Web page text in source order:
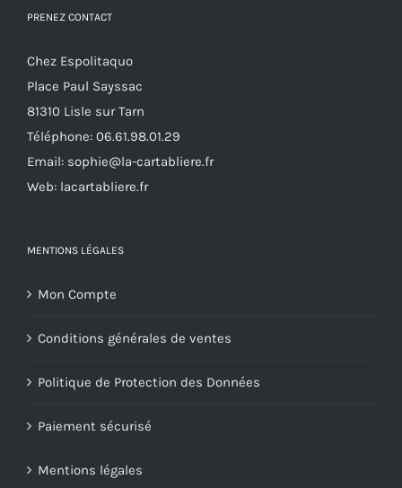
PRENEZ CONTACT
Chez Espolitaquo
Place Paul Sayssac
81310 Lisle sur Tarn
Téléphone: 06.61.98.01.29
Email: sophie@la-cartabliere.fr
Web: lacartabliere.fr
MENTIONS LÉGALES
Mon Compte
Conditions générales de ventes
Politique de Protection des Données
Paiement sécurisé
Mentions légales